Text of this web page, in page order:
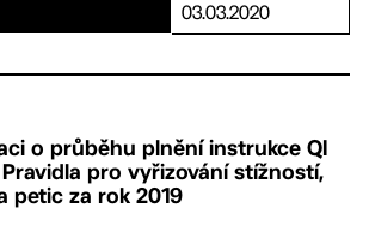
03.03.2020
o průběhu plnění instrukce QI
Pravidla pro vyřizování stížností,
petic za rok 2019